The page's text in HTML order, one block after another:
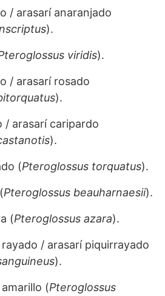
/ arasarí anaranjado
).
viridis).
/ arasarí rosado
).
/ arasarí caripardo
).
(Pteroglossus torquatus).
Pteroglossus beauharnaesii).
(Pteroglossus azara).
/ arasarí piquirrayado
).
(Pteroglossus